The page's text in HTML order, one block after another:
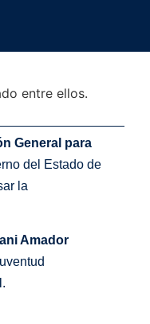
General para
del Estado de
la
Amador